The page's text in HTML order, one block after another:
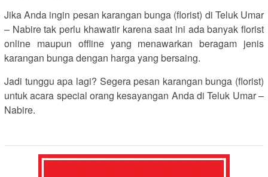
Jika Anda ingin pesan karangan bunga (florist) di Teluk Umar
– Nabire tak perlu khawatir karena saat ini ada banyak florist
online maupun offline yang menawarkan beragam jenis
karangan bunga dengan harga yang bersaing.
Jadi tunggu apa lagi? Segera pesan karangan bunga (florist)
untuk acara special orang kesayangan Anda di Teluk Umar –
Nabire.